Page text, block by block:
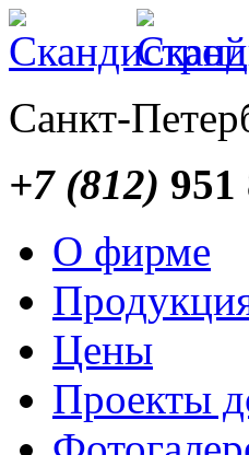
Санкт-
+7 (812) 951
О фирме
Цены
Проекты